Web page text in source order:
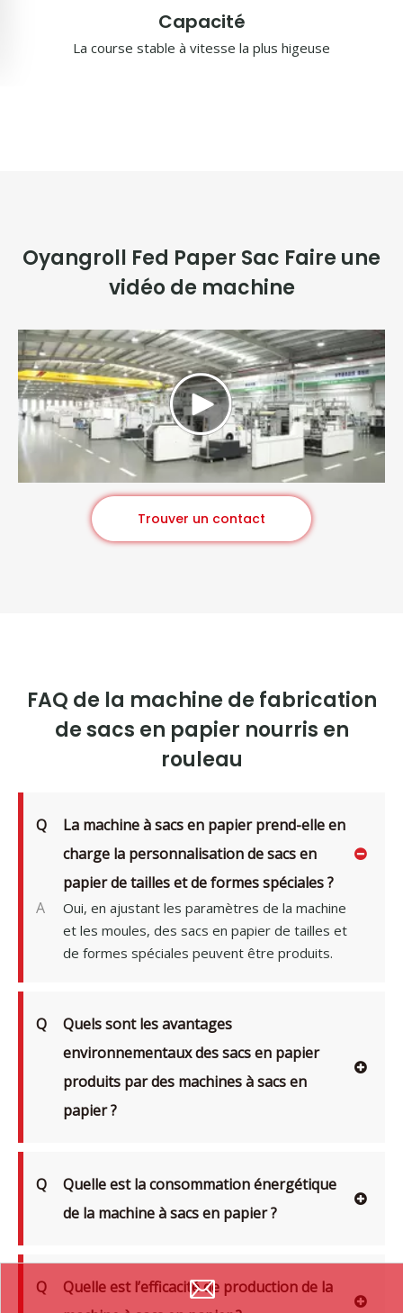
Capacité
La course stable à vitesse la plus higeuse
Oyangroll Fed Paper Sac Faire une
vidéo de machine
Trouver un contact
FAQ de la machine de fabrication
de sacs en papier nourris en
rouleau
Q
La machine à sacs en papier prend-elle en
charge la personnalisation de sacs en
papier de tailles et de formes spéciales ?
A
Oui, en ajustant les paramètres de la machine
et les moules, des sacs en papier de tailles et
de formes spéciales peuvent être produits.
Q
Quels sont les avantages
environnementaux des sacs en papier
produits par des machines à sacs en
papier ?
Q
Quelle est la consommation énergétique
de la machine à sacs en papier ?
Q
Quelle est l’efficacité de production de la